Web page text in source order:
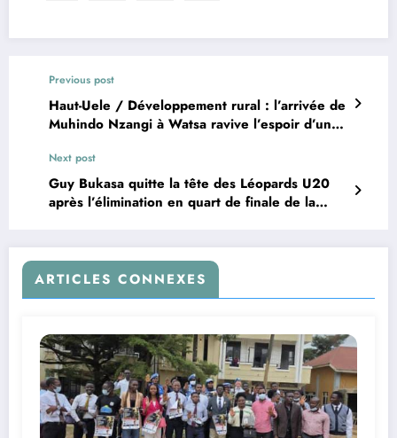
Previous post
Haut-Uele / Développement rural : l’arrivée de
Muhindo Nzangi à Watsa ravive l’espoir d’un
Boele Losomia
Next post
Guy Bukasa quitte la tête des Léopards U20
après l’élimination en quart de finale de la
ARTICLES CONNEXES